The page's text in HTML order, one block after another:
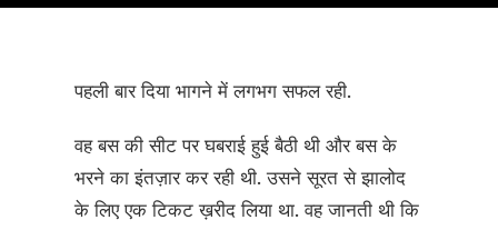
पहली बार दिया भागने में लगभग सफल रही.
वह बस की सीट पर घबराई हुई बैठी थी और बस के
भरने का इंतज़ार कर रही थी. उसने सूरत से झालोद
के लिए एक टिकट ख़रीद लिया था. वह जानती थी कि